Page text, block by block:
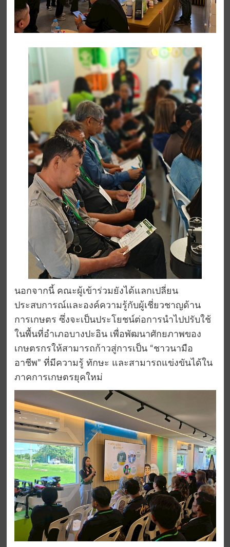
นอกจากนี้ คณะผู้เข้าร่วมยังได้แลกเปลี่ยน
ประสบการณ์และองค์ความรู้กับผู้เชี่ยวชาญด้าน
การเกษตร ซึ่งจะเป็นประโยชน์ต่อการนำไปปรับใช้
ในพื้นที่อำเภอบางปะอิน เพื่อพัฒนาศักยภาพของ
เกษตรกรให้สามารถก้าวสู่การเป็น “ชาวนามือ
อาชีพ” ที่มีความรู้ ทักษะ และสามารถแข่งขันได้ใน
ภาคการเกษตรยุคใหม่